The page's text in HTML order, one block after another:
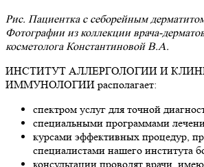
Рис. Пациентка с себорейным
Фотографии из коллекции врача-
косметолога Константиновой В.А.
ИНСТИТУТ АЛЛЕРГОЛОГИИ И
ИММУНОЛОГИИ располагает:
спектром услуг для точной
специальными программами
курсами эффективных процедур,
специалистами нашего института
консультации проводят врачи,